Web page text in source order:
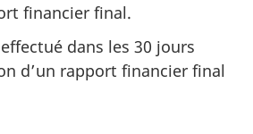
financier final.
dans les 30 jours
d’un rapport financier final